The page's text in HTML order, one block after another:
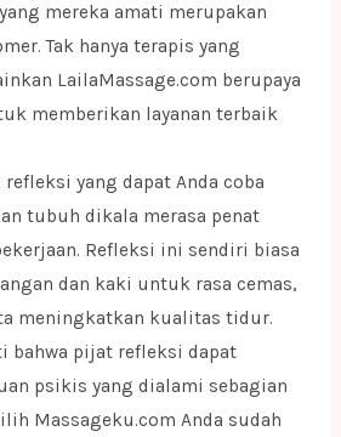
mereka amati merupakan
Tak hanya terapis yang
LailaMassage.com berupaya
memberikan layanan terbaik
yang dapat Anda coba
tubuh dikala merasa penat
Refleksi ini sendiri biasa
dan kaki untuk rasa cemas,
meningkatkan kualitas tidur.
bahwa pijat refleksi dapat
psikis yang dialami sebagian
Massageku.com Anda sudah